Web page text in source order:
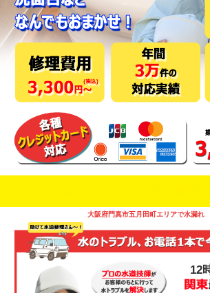
大阪府門真市五月田町エリアで水漏れ
12